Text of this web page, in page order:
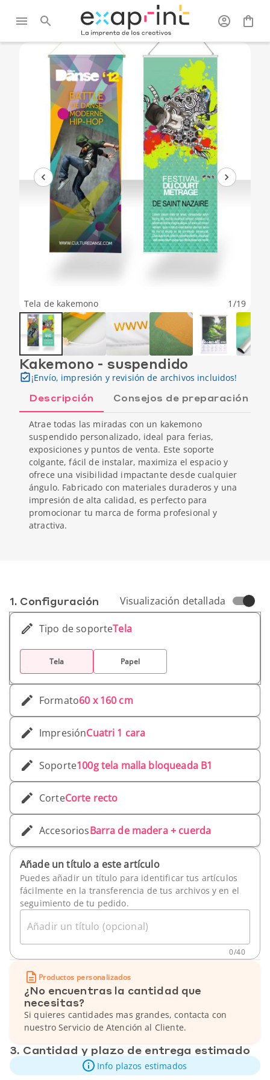
Exaprint/Ferias y
expositor
/Decoración/Kakemono -
suspendido
Tela de kakemono 1 /19
Kakemono - suspendido
¡Envío, impresión y revisión de archivos incluidos!
Descripción Consejos de preparación
Atrae todas las miradas con un kakemono
suspendido personalizado, ideal para ferias,
exposiciones y puntos de venta. Este soporte
colgante, fácil de instalar, maximiza el espacio y
ofrece una visibilidad impactante desde cualquier
ángulo. Fabricado con materiales duraderos y una
impresión de alta calidad, es perfecto para
promocionar tu marca de forma profesional y
atractiva.
1. Conf­iguración Visualización detallada
Tipo de soporteTela
Tela Papel
Formato60 x 160 cm
ImpresiónCuatri 1 cara
Soporte100g tela malla bloqueada B1
CorteCorte recto
AccesoriosBarra de madera + cuerda
Añade un título a este artículo
Puedes añadir un título para identificar tus artículos
fácilmente en la transferencia de tus archivos y en el
seguimiento de tu pedido.
Añadir un título (opcional)
0/40
Productos personalizados
¿No encuentras la cantidad que
necesitas?
Si quieres cantidades mas grandes, contacta con
nuestro Servicio de Atención al Cliente.
3. Cantidad y plazo de entrega estimado
Info plazos estimados